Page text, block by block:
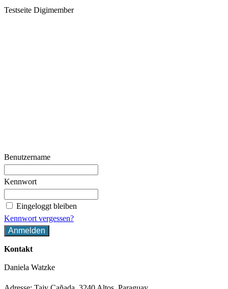
Testseite Digimember
Benutzername
Kennwort
Eingeloggt bleiben
Kennwort vergessen?
Kontakt
Daniela Watzke